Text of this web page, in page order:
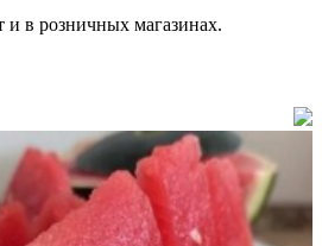
и в розничных магазинах.